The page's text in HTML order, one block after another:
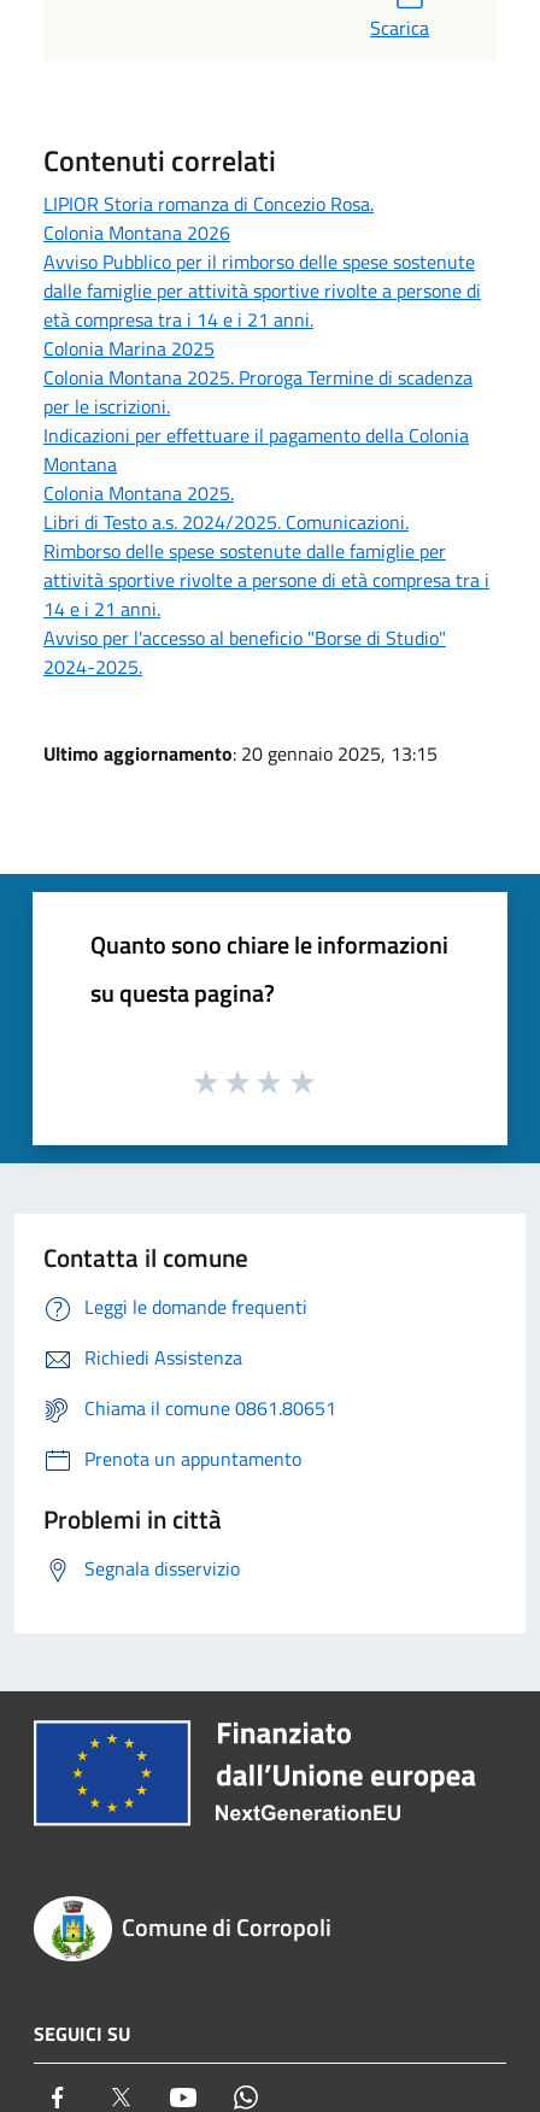
Scarica
Contenuti correlati
LIPIOR Storia romanza di Concezio Rosa.
Colonia Montana 2026
Avviso Pubblico per il rimborso delle spese sostenute
dalle famiglie per attività sportive rivolte a persone di
età compresa tra i 14 e i 21 anni.
Colonia Marina 2025
Colonia Montana 2025. Proroga Termine di scadenza
per le iscrizioni.
Indicazioni per effettuare il pagamento della Colonia
Montana
Colonia Montana 2025.
Libri di Testo a.s. 2024/2025. Comunicazioni.
Rimborso delle spese sostenute dalle famiglie per
attività sportive rivolte a persone di età compresa tra i
14 e i 21 anni.
Avviso per l'accesso al beneficio "Borse di Studio"
2024-2025.
Ultimo aggiornamento: 20 gennaio 2025, 13:15
Quanto sono chiare le informazioni
su questa pagina?
Contatta il comune
Leggi le domande frequenti
Richiedi Assistenza
Chiama il comune 0861.80651
Prenota un appuntamento
Problemi in città
Segnala disservizio
Comune di Corropoli
SEGUICI SU
Facebook Twitter Youtube